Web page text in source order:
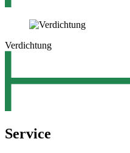
Verdichtung
Service